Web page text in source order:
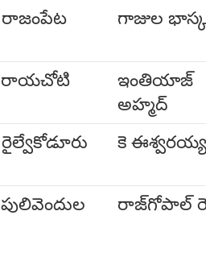
రాజంపేట
గాజుల
రాయచోటి
ఇంతియాజ్
అహ్మద్
రైల్వేకోడూరు
కె ఈశ్వరయ్య
పులివెందుల రాజ్‌గోపాల్